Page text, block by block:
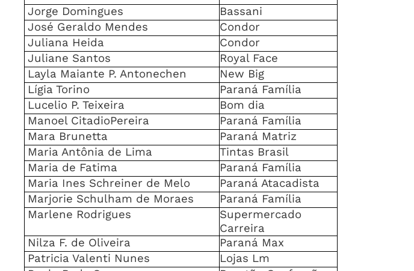
Jorge Domingues
Bassani
José Geraldo Mendes
Condor
Juliana Heida
Condor
Juliane Santos
Royal Face
Layla Maiante P. Antonechen
New Big
Lígia Torino
Paraná Família
Lucelio P. Teixeira
Bom dia
Manoel CitadioPereira
Paraná Família
Mara Brunetta
Paraná Matriz
Maria Antônia de Lima
Tintas Brasil
Maria de Fatima
Paraná Família
Maria Ines Schreiner de Melo
Paraná Atacadista
Marjorie Schulham de Moraes
Paraná Família
Marlene Rodrigues
Supermercado
Carreira
Nilza F. de Oliveira
Paraná Max
Patricia Valenti Nunes
Lojas Lm